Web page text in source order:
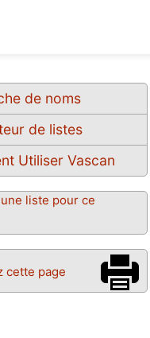
de noms
de listes
Utiliser Vascan
liste pour ce
cette page